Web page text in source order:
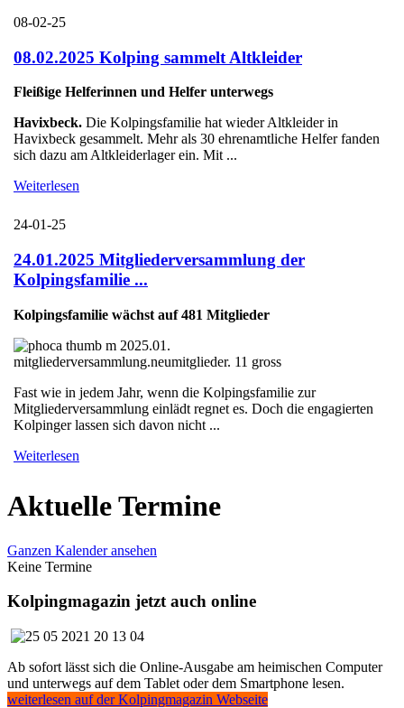
08-02-25
08.02.2025 Kolping sammelt Altkleider
Fleißige Helferinnen und Helfer unterwegs
Havixbeck. Die Kolpingsfamilie hat wieder Altkleider in
Havixbeck gesammelt. Mehr als 30 ehrenamtliche Helfer fanden
sich dazu am Altkleiderlager ein. Mit ...
Weiterlesen
24-01-25
24.01.2025 Mitgliederversammlung der
Kolpingsfamilie ...
Kolpingsfamilie wächst auf 481 Mitglieder
Fast wie in jedem Jahr, wenn die Kolpingsfamilie zur
Mitgliederversammlung einlädt regnet es. Doch die engagierten
Kolpinger lassen sich davon nicht ...
Weiterlesen
Aktuelle Termine
Ganzen Kalender ansehen
Keine Termine
Kolpingmagazin jetzt auch online
Ab sofort lässt sich die Online-Ausgabe am heimischen Computer
und unterwegs auf dem Tablet oder dem Smartphone lesen.
weiterlesen auf der Kolpingmagazin Webseite